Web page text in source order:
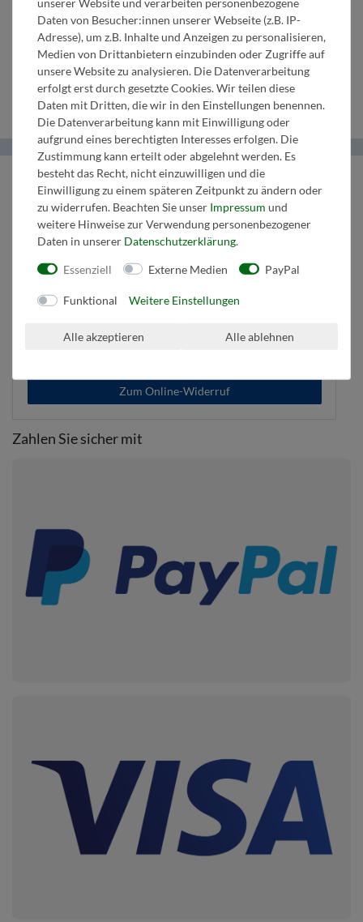
in B
Klarinette
Saxophon
in Es
F/Es
3. Horn in
F/Es
Begl. in B
2.
Tenorhorn
2. Bass in
C
Helma Musikverlag
Wir bringen Musik ins Leben.
+43 664 1947 8 32
Kontaktieren Sie uns
Zum Online-Widerruf
Zahlen Sie sicher mit
Daten von Besucher:innen unserer Webseite (z.B. IP-
Adresse), um z.B. Inhalte und Anzeigen zu personalisieren,
Medien von Drittanbietern einzubinden oder Zugriffe auf
unsere Website zu analysieren. Die Datenverarbeitung
erfolgt erst durch gesetzte Cookies. Wir teilen diese
Daten mit Dritten, die wir in den Einstellungen benennen.
Die Datenverarbeitung kann mit Einwilligung oder
aufgrund eines berechtigten Interesses erfolgen. Die
Zustimmung kann erteilt oder abgelehnt werden. Es
besteht das Recht, nicht einzuwilligen und die
Einwilligung zu einem späteren Zeitpunkt zu ändern oder
zu widerrufen. Beachten Sie unser Impressum und
weitere Hinweise zur Verwendung personenbezogener
Daten in unserer Daten­schutz­erklärung
Essenziell Externe Medien PayPal
Funktional Weitere Einstellungen
Alle akzeptieren Alle ablehnen